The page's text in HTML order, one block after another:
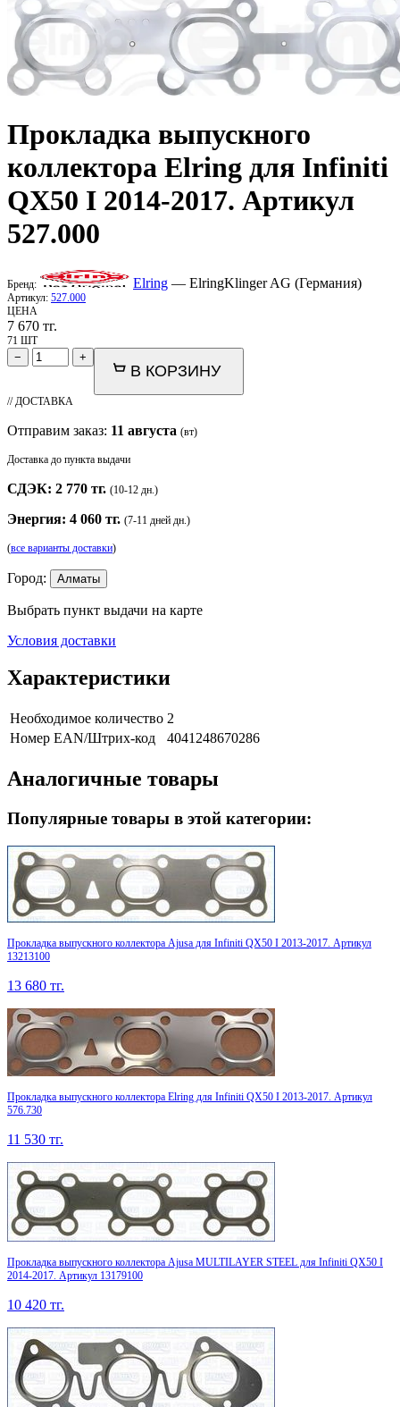
Прокладка выпускного
коллектора Elring для Infiniti
QX50 I 2014-2017. Артикул
527.000
Бренд: Elring — ElringKlinger AG (Германия)
Артикул: 527.000
ЦЕНА
7 670 тг.
71 ШТ
− +
В КОРЗИНУ
// ДОСТАВКА
Отправим заказ: 11 августа (вт)
Доставка до пункта выдачи
СДЭК: 2 770 тг. (10-12 дн.)
Энергия: 4 060 тг. (7-11 дней дн.)
(все варианты доставки)
Город: Алматы
Выбрать пункт выдачи на карте
Условия доставки
Характеристики
Необходимое количество 2
Номер EAN/Штрих-код
4041248670286
Аналогичные товары
Популярные товары в этой категории:
Прокладка выпускного коллектора Ajusa для Infiniti QX50 I 2013-2017. Артикул
13213100
13 680 тг.
Прокладка выпускного коллектора Elring для Infiniti QX50 I 2013-2017. Артикул
576.730
11 530 тг.
Прокладка выпускного коллектора Ajusa MULTILAYER STEEL для Infiniti QX50 I
2014-2017. Артикул 13179100
10 420 тг.